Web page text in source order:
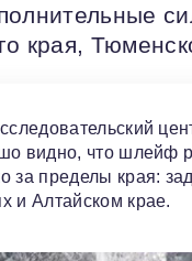
края,
видно, что шлейф
за пределы края:
и Алтайском крае.